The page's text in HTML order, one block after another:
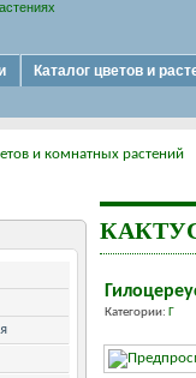
Каталог цветов и
и комнатных растений
Категории: Г